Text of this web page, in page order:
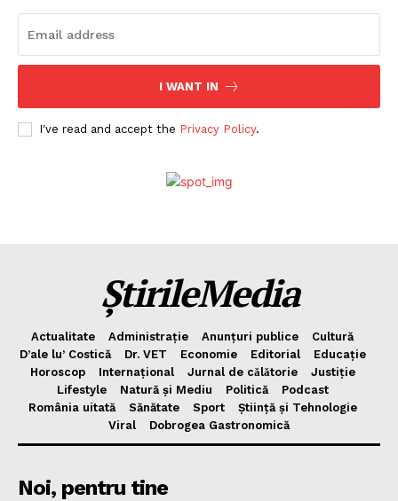
I WANT IN
I've read and accept the Privacy Policy.
ȘtirileMedia
Actualitate Administrație Anunțuri publice
Cultură
D’ale lu’ Costică
Dr. VET Economie Editorial
Educație
Horoscop
Internațional Jurnal de cǎlǎtorie
Justiție
Lifestyle
Natură și Mediu Politică
Podcast
România uitată
Sănătate Sport
Știință și Tehnologie
Viral
Dobrogea Gastronomică
Noi, pentru tine